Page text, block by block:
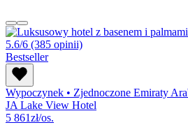
5.6/6 (385 opinii)
Bestseller
Wypoczynek • Zjednoczone Emiraty
JA Lake View Hotel
5 861zł/os.